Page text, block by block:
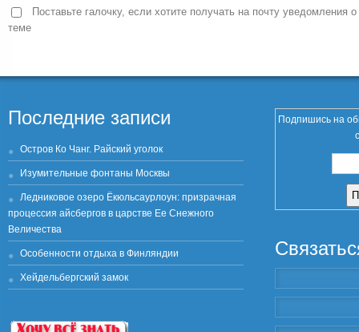
Поставьте галочку, если хотите получать на почту уведомления
теме
Последние записи
Остров Ко Чанг. Райский уголок
Изумительные фонтаны Москвы
Ледниковое озеро Ёкюльсаурлоун: призрачная
процессия айсбергов в царстве Ее Снежного
Величества
Особенности отдыха в Финляндии
Хейдельбергский замок
Подпишись на